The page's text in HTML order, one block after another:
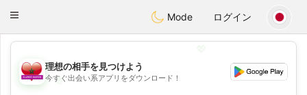
Maroc Dating
Toggle
Mode ログイン
💖
理想の相手を見つけよう
今すぐ出会い系アプリをダウンロード！